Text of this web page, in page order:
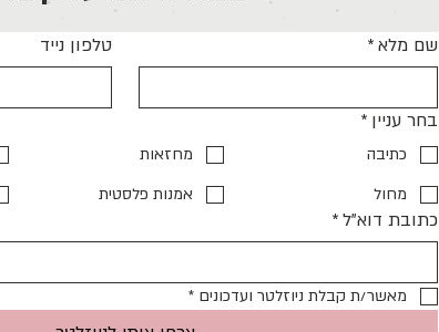
שם מלא* טלפון נייד
בחר עניין *
כתיבה מחזאות
מחול
אמנות פלסטית
כתובת דוא"ל*
מאשר/ת קבלת ניוזלטר ועדכונים *